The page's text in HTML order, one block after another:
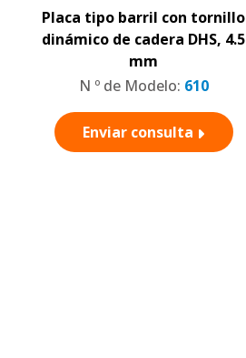
Placa tipo barril con tornillo
dinámico de cadera DHS, 4.5
mm
N º de Modelo: 610
Enviar consulta